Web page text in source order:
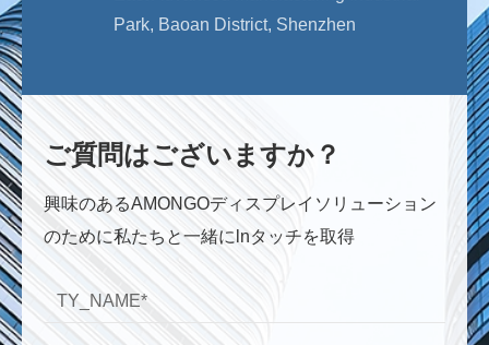
Park, Baoan District, Shenzhen
ご質問はございますか？
興味のあるAMONGOディスプレイソリューション
のために私たちと一緒にlnタッチを取得